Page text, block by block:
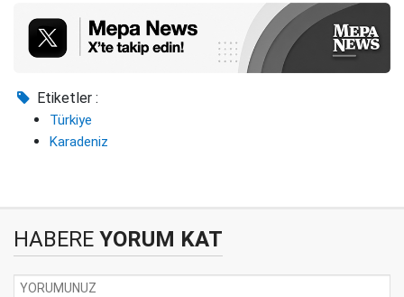
Etiketler :
Türkiye
Karadeniz
HABERE YORUM KAT